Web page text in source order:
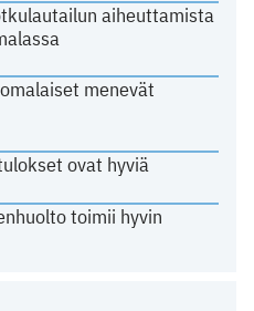
aiheuttamista
menevät
ovat hyviä
toimii hyvin